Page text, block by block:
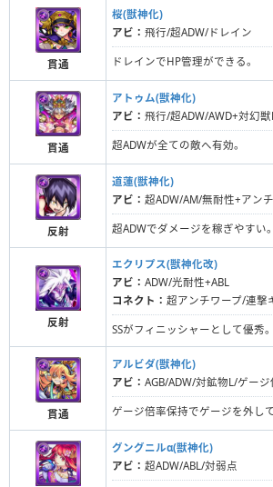
貫通
桜(獣神化)
アビ： 飛行/超ADW/ドレイン
ドレインでHP管理ができる。
貫通
アトゥム(獣神化)
アビ： 飛行/超ADW/AWD+対幻獣L
超ADWが全ての敵へ有効。
反射
道蓮(獣神化)
アビ： 超ADW/AM/無耐性+アン
超ADWでダメージを稼ぎやすい。
反射
エクリプス(獣神化改)
アビ： ADW/光耐性+ABL
コネクト： 超アンチワープ/連撃
SSがフィニッシャーとして優秀。
貫通
アルビダ(獣神化)
アビ： AGB/ADW/対鉱物L/ゲージ
ゲージ倍率保持でゲージを外し
グングニルα(獣神化)
アビ： 超ADW/ABL/対弱点